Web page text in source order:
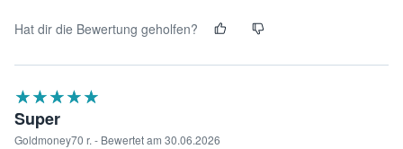
Hat dir die Bewertung geholfen?
★★★★★
☆☆☆☆☆
Super
Goldmoney70 r. - Bewertet am 30.06.2026